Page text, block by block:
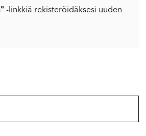
-linkkiä rekisteröidäksesi uuden